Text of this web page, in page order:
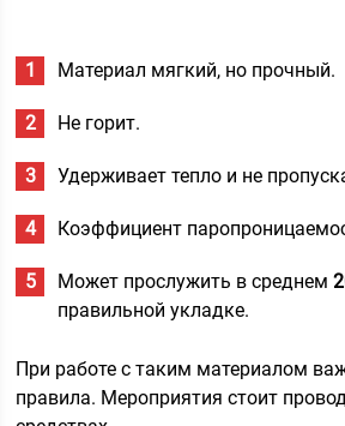
Материал мягкий, но прочный.
Не горит.
Удерживает тепло и не
Коэффициент
Может прослужить в среднем
правильной укладке.
При работе с таким материалом
правила. Мероприятия стоит